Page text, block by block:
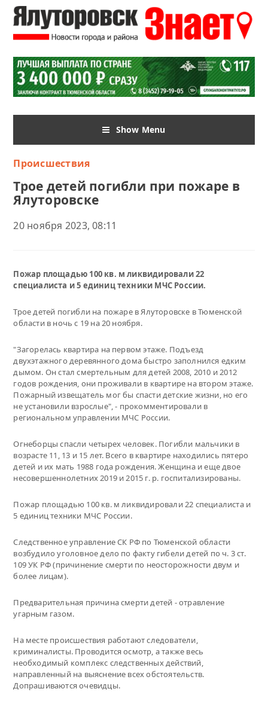
Show Menu
Происшествия
Трое детей погибли при пожаре в
Ялуторовске
20 ноября 2023, 08:11
Пожар площадью 100 кв. м ликвидировали 22
специалиста и 5 единиц техники МЧС России.
Трое детей погибли на пожаре в Ялуторовске в Тюменской
области в ночь с 19 на 20 ноября.
"Загорелась квартира на первом этаже. Подъезд
двухэтажного деревянного дома быстро заполнился едким
дымом. Он стал смертельным для детей 2008, 2010 и 2012
годов рождения, они проживали в квартире на втором этаже.
Пожарный извещатель мог бы спасти детские жизни, но его
не установили взрослые", - прокомментировали в
региональном управлении МЧС России.
Огнеборцы спасли четырех человек. Погибли мальчики в
возрасте 11, 13 и 15 лет. Всего в квартире находились пятеро
детей и их мать 1988 года рождения. Женщина и еще двое
несовершеннолетних 2019 и 2015 г. р. госпитализированы.
Пожар площадью 100 кв. м ликвидировали 22 специалиста и
5 единиц техники МЧС России.
Следственное управление СК РФ по Тюменской области
возбудило уголовное дело по факту гибели детей по ч. 3 ст.
109 УК РФ (причинение смерти по неосторожности двум и
более лицам).
Предварительная причина смерти детей - отравление
угарным газом.
На месте происшествия работают следователи,
криминалисты. Проводится осмотр, а также весь
необходимый комплекс следственных действий,
направленный на выяснение всех обстоятельств.
Допрашиваются очевидцы.